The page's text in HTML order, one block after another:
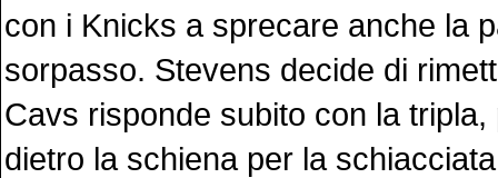
con i Knicks a sprecare anche la
sorpasso. Stevens decide di
Cavs risponde subito con la tripla,
dietro la schiena per la